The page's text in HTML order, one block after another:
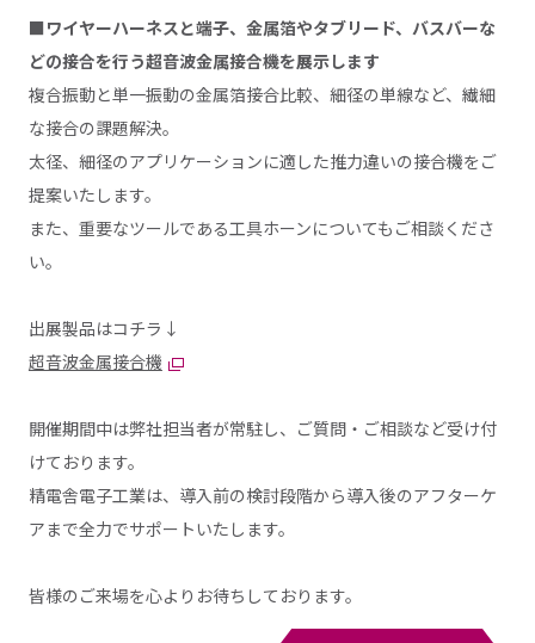
■ワイヤーハーネスと端子、金属箔やタブリード、バスバーな
どの接合を行う超音波金属接合機を展示します
複合振動と単一振動の金属箔接合比較、細径の単線など、繊細
な接合の課題解決。
太径、細径のアプリケーションに適した推力違いの接合機をご
提案いたします。
また、重要なツールである工具ホーンについてもご相談くださ
い。
出展製品はコチラ↓
超音波金属接合機
開催期間中は弊社担当者が常駐し、ご質問・ご相談など受け付
けております。
精電舎電子工業は、導入前の検討段階から導入後のアフターケ
アまで全力でサポートいたします。
皆様のご来場を心よりお待ちしております。